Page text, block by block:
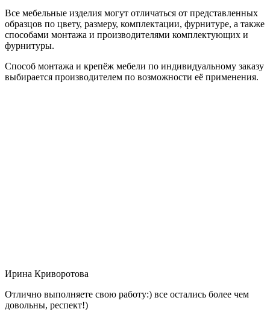
Все мебельные изделия могут отличаться от представленных
образцов по цвету, размеру, комплектации, фурнитуре, а также
способами монтажа и производителями комплектующих и
фурнитуры.
Способ монтажа и крепёж мебели по индивидуальному заказу
выбирается производителем по возможности её применения.
Ирина Криворотова
Отлично выполняете свою работу:) все остались более чем
довольны, респект!)